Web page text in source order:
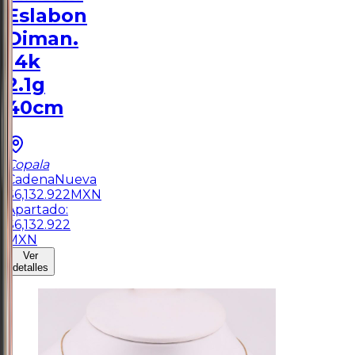
Eslabon
Diman.
14k
2.1g
40cm
Copala
Cadena Nueva
$6,132.922 MXN
Apartado:
$6,132.922
MXN
Ver
detalles